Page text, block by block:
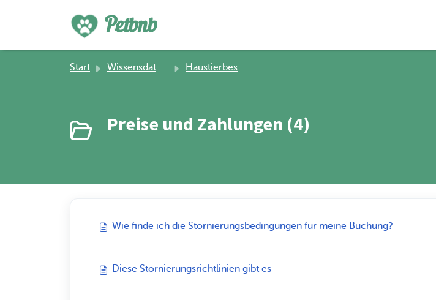
Petbnb
Start Wissensdatenbank Haustierbesitzer
Preise und Zahlungen (4)
Wie finde ich die Stornierungsbedingungen für meine Buchung?
Diese Stornierungsrichtlinien gibt es